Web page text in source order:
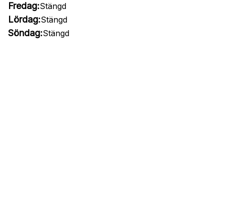
Fredag:Stängd
Lördag:Stängd
Söndag:Stängd